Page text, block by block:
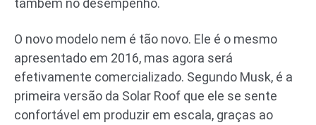
O novo modelo nem é tão novo. Ele é o mesmo
apresentado em 2016, mas agora será
efetivamente comercializado. Segundo Musk, é a
primeira versão da Solar Roof que ele se sente
confortável em produzir em escala, graças ao